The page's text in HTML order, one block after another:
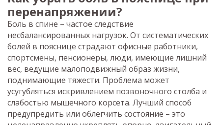
перенапряжении?
Боль в спине – частое следствие
несбалансированных нагрузок. От систематических
болей в пояснице страдают офисные работники,
спортсмены, пенсионеры, люди, имеющие лишний
вес, ведущие малоподвижный образ жизни,
поднимающие тяжести. Проблема может
усугубляться искривлением позвоночного столба и
слабостью мышечного корсета. Лучший способ
предупредить или облегчить состояние – это